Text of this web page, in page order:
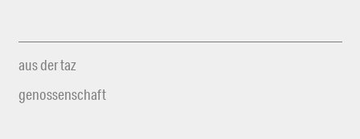
aus der taz
genossenschaft